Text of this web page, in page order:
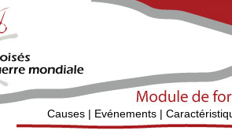
Causes | Evénements |